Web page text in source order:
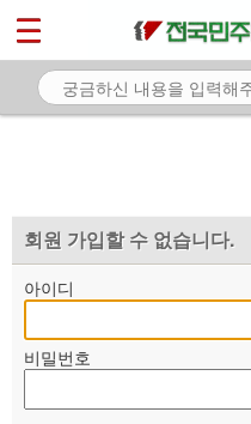
회원 가입할 수 없습니다.
아이디
비밀번호
마이페이지
소개
자료
부설기관